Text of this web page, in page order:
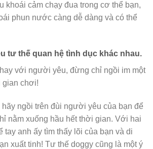
khoái cảm chạy đua trong cơ thể bạn,
phun nước càng dễ dàng và có thể
tư thế quan hệ tình dục khác nhau.
với người yêu, đừng chỉ ngồi im một
gian chơi!
ngồi trên đùi người yêu của bạn để
nằm xuống hầu hết thời gian. Với hai
tay anh ấy tìm thấy lõi của bạn và di
xuất tinh! Tư thế doggy cũng là một ý